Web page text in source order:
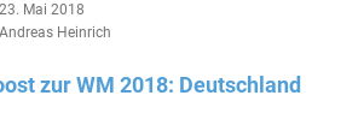
23. Mai 2018
Andreas Heinrich
zur WM 2018: Deutschland